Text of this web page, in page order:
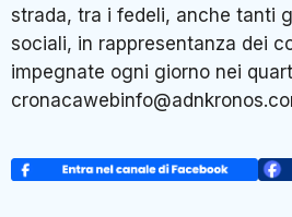
strada, tra i fedeli, anche tanti
sociali, in rappresentanza dei
impegnate ogni giorno nei